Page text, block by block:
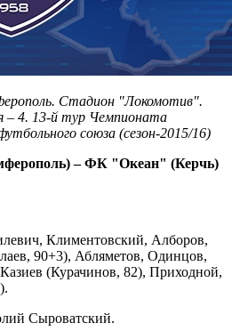
Стадион "Локомотив".
– 4. 13-й тур Чемпионата
союза (сезон-2015/16)
– ФК "Океан" (Керчь)
Климентовский, Алборов,
90+3), Абляметов, Одинцов,
(Курачинов, 82), Приходной,
Сыроватский.